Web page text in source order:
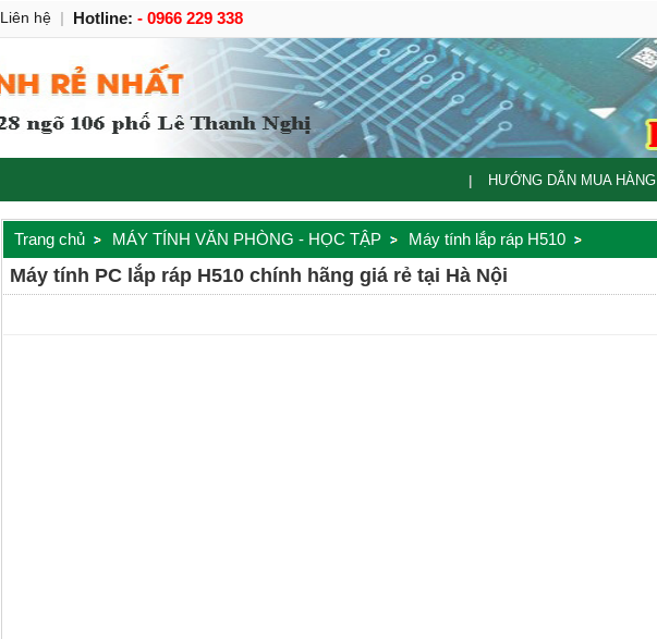
HƯỚNG DẪN MUA HÀNG
Trang chủ MÁY TÍNH VĂN PHÒNG - HỌC TẬP Máy tính lắp ráp H510
Máy tính PC lắp ráp H510 chính hãng giá rẻ tại Hà Nội
Liên hệ | Hotline: - 0966 229 338